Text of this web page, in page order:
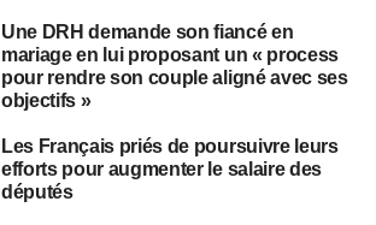
Une DRH demande son fiancé en
mariage en lui proposant un « process
pour rendre son couple aligné avec ses
objectifs »
Les Français priés de poursuivre leurs
efforts pour augmenter le salaire des
députés